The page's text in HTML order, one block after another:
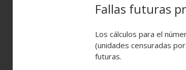
Fallas futuras
Los cálculos para el
(unidades censuradas
futuras.